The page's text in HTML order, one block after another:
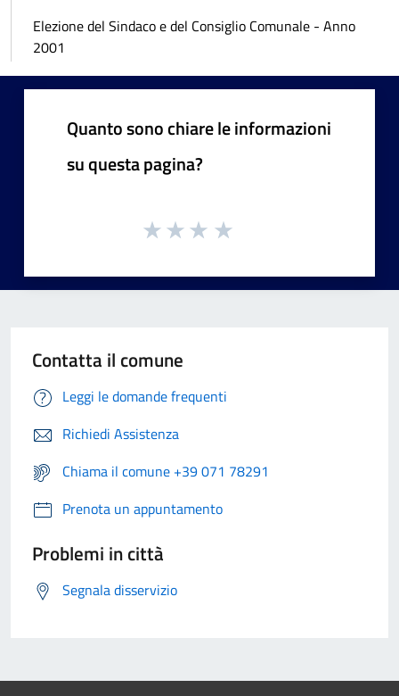
Elezione del Sindaco e del Consiglio Comunale - Anno
2001
Quanto sono chiare le informazioni
su questa pagina?
Contatta il comune
Leggi le domande frequenti
Richiedi Assistenza
Chiama il comune +39 071 78291
Prenota un appuntamento
Problemi in città
Segnala disservizio